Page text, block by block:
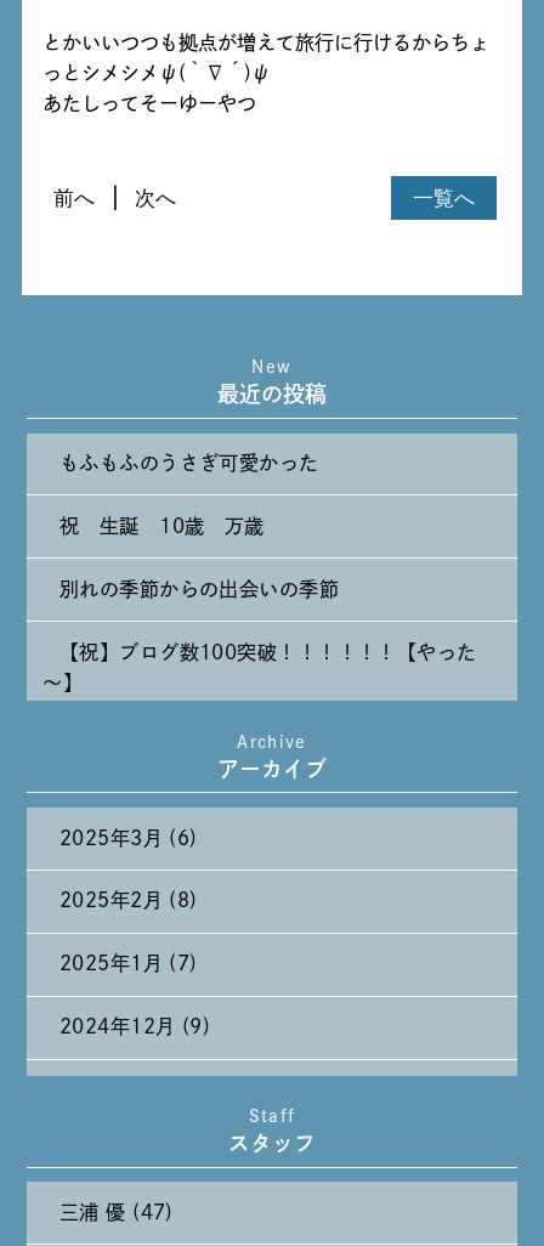
とかいいつつも拠点が増えて旅行に行けるからちょ
っとシメシメψ(｀∇´)ψ
あたしってそーゆーやつ
一覧へ
前へ 次へ
New
最近の投稿
もふもふのうさぎ可愛かった
祝 生誕 10歳 万歳
別れの季節からの出会いの季節
【祝】ブログ数100突破！！！！！！【やった
～】
たまには純喫茶なんて～～～
Archive
アーカイブ
2025年3月 (6)
2025年2月 (8)
2025年1月 (7)
2024年12月 (9)
2024年9月 (11)
Staff
スタッフ
三浦 優 (47)